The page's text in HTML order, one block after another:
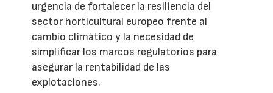
urgencia de fortalecer la resiliencia del
sector horticultural europeo frente al
cambio climático y la necesidad de
simplificar los marcos regulatorios para
asegurar la rentabilidad de las
explotaciones.